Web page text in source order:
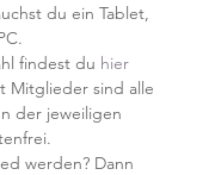
du ein Tablet,
findest du hier
Mitglieder sind alle
der jeweiligen
werden? Dann